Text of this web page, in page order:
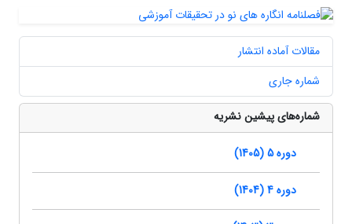
مقالات آماده انتشار
شماره جاری
شماره‌های پیشین نشریه
دوره 5 (1405)
دوره 4 (1404)